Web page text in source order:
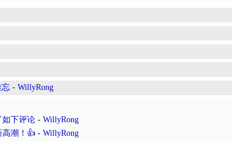
忘 - WillyRong
如下评论 - WillyRong
高潮！👍 - WillyRong